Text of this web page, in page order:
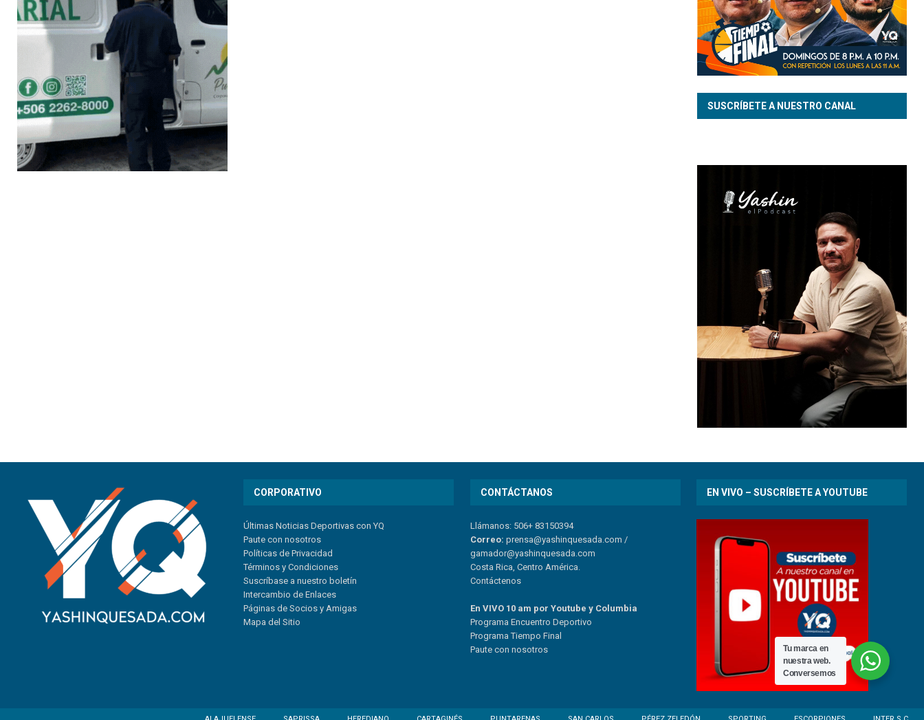
SUSCRÍBETE A NUESTRO CANAL
CORPORATIVO
Últimas Noticias Deportivas con YQ
Paute con nosotros
Políticas de Privacidad
Términos y Condiciones
Suscríbase a nuestro boletín
Intercambio de Enlaces
Páginas de Socios y Amigas
Mapa del Sitio
CONTÁCTANOS
Llámanos: 506+ 83150394
Correo: prensa@yashinquesada.com /
gamador@yashinquesada.com
Costa Rica, Centro América.
Contáctenos
En VIVO 10 am por Youtube y Columbia
Programa Encuentro Deportivo
Programa Tiempo Final
Pautecon nosotros
EN VIVO – SUSCRÍBETE A YOUTUBE
Tu marca en
nuestra web.
Conversemos